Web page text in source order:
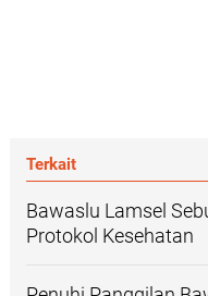
Terkait
Bawaslu Lamsel
Protokol Kesehatan